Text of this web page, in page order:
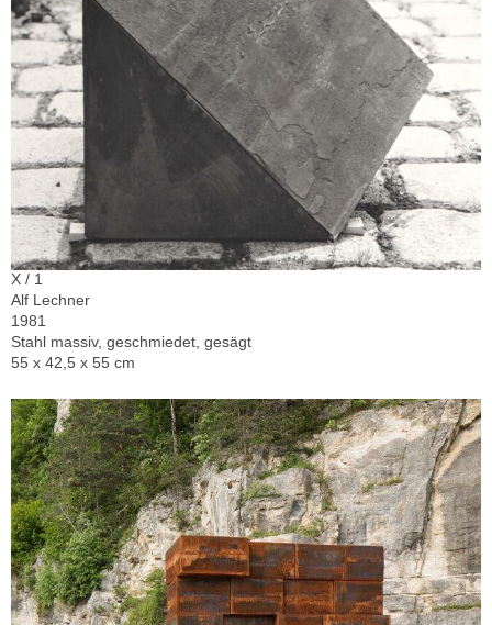
X / 1
Alf Lechner
1981
Stahl massiv, geschmiedet, gesägt
55 x 42,5 x 55 cm